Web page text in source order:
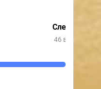
Следопыты
46 выпусков